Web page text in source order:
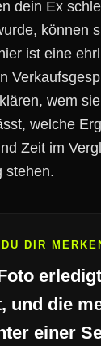
dein Ex
können
ist eine
wem
welche
Zeit im
stehen.
DIR
und die
einer